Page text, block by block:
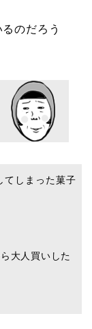
のだろう
しまった菓子
大人買いした